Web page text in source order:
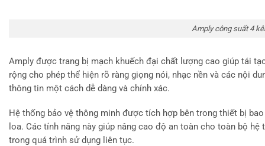
Amply công suất 4
Amply được trang bị mạch khuếch đại chất lượng cao giúp tái
rộng cho phép thể hiện rõ ràng giọng nói, nhạc nền và các nội
thông tin một cách dễ dàng và chính xác.
Hệ thống bảo vệ thông minh được tích hợp bên trong thiết bị
loa. Các tính năng này giúp nâng cao độ an toàn cho toàn bộ
trong quá trình sử dụng liên tục.